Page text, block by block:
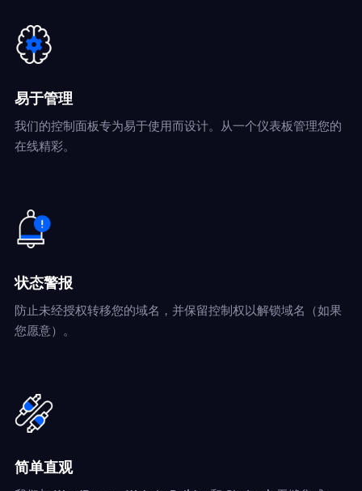
易于管理
我们的控制面板专为易于使用而设计。从一个仪表板管理您的
在线精彩。
状态警报
防止未经授权转移您的域名，并保留控制权以解锁域名（如果
您愿意）。
简单直观